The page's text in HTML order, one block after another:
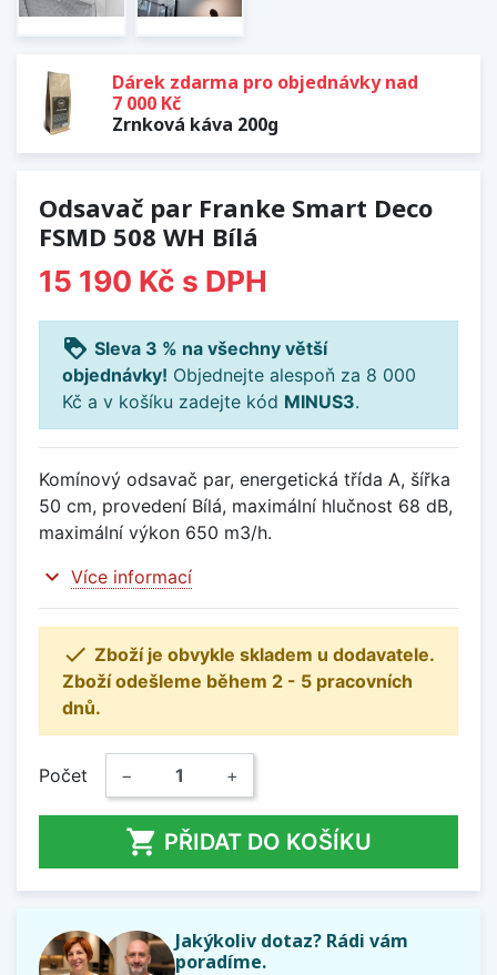
Dárek zdarma pro objednávky nad
7 000 Kč
Zrnková káva 200g
Odsavač par Franke Smart Deco
FSMD 508 WH Bílá
15 190 Kč s DPH
loyalty Sleva 3 % na všechny větší
objednávky! Objednejte alespoň za 8 000
Kč a v košíku zadejte kód MINUS3.
Komínový odsavač par, energetická třída A, šířka
50 cm, provedení Bílá, maximální hlučnost 68 dB,
maximální výkon 650 m3/h.
expand_more Více informací
 Zboží je obvykle skladem u dodavatele.
Zboží odešleme během 2 - 5 pracovních
dnů.
Počet − +
 PŘIDAT DO KOŠÍKU
Jakýkoliv dotaz? Rádi vám
poradíme.